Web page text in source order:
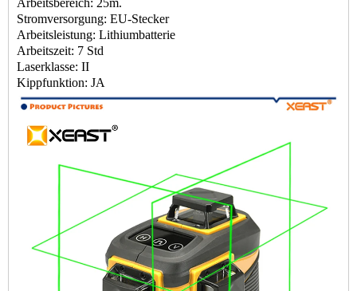
Arbeitsbereich: 25m.
Stromversorgung: EU-Stecker
Arbeitsleistung: Lithiumbatterie
Arbeitszeit: 7 Std
Laserklasse: II
Kippfunktion: JA